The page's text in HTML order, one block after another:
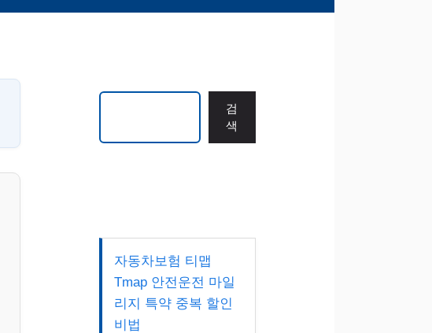
검
색
자동차보험 티맵
Tmap 안전운전 마일
리지 특약 중복 할인
비법